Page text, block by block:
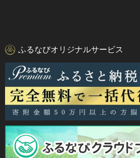
ふるなびオリジナルサービス